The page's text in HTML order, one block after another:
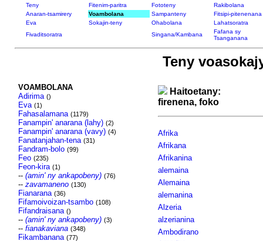
Teny Fitenim-paritra Fototeny
Rakibolana
Anaran-tsamirery
Voambolana Sampanteny
Fitsipi-pitenenana
Eva
Sokajin-teny Ohabolana
Lahatsoratra
Fivaditsoratra
Singana/Kambana
Fafana sy
Tsanganana
Teny
VOAMBOLANA
Adirima ()
Eva (1)
Fahasalamana (1179)
Fanampin' anarana (lahy) (2)
Fanampin' anarana (vavy) (4)
Fanatanjahan-tena (31)
Fandram-bolo (99)
Feo (235)
Feon-kira (1)
-- (amin' ny ankapobeny) (76)
-- zavamaneno (130)
Fianarana (36)
Fifamoivoizan-tsambo (108)
Fifandraisana ()
-- (amin' ny ankapobeny) (3)
-- fianakaviana (348)
Fikambanana (77)
Haitoetany:
firenena, foko
Afrika
Afrikana
Afrikanina
alemaina
Alemaina
alemanina
Alzeria
alzerianina
Ambodirano